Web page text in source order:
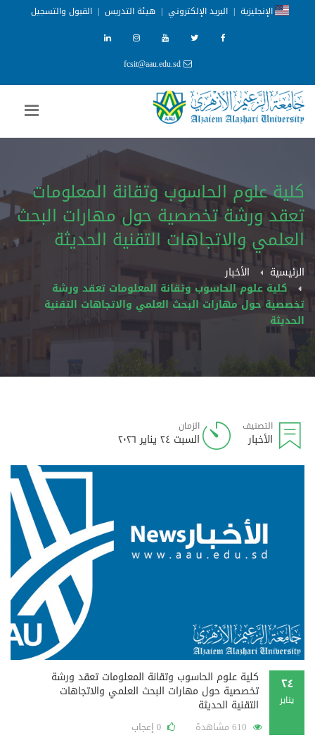
الإنجليزية | البريد الإلكتروني | هيئة التدريس | القبول والتسجيل
fcsit@aau.edu.sd
كلية علوم الحاسوب وتقانة المعلومات
تعقد ورشة تخصصية حول مهارات البحث
العلمي والاتجاهات التقنية الحديثة
الرئيسية
الأخبار
كلية علوم الحاسوب وتقانة المعلومات تعقد ورشة
تخصصية حول مهارات البحث العلمي والاتجاهات التقنية
الحديثة
التصنيف
الأخبار
الزمان
السبت ٢٤ يناير ٢٠٢٦
٢٤
يناير
كلية علوم الحاسوب وتقانة المعلومات تعقد ورشة
تخصصية حول مهارات البحث العلمي والاتجاهات
التقنية الحديثة
0 إعجاب